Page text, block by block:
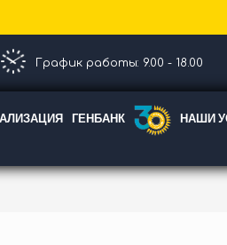
График работы: 9.00 - 18.00
ГЕНБАНК НАШИ